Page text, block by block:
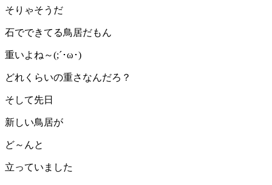
そりゃそうだ
石でできてる鳥居だもん
重いよね～(;´･ω･)
どれくらいの重さなんだろ？
そして先日
新しい鳥居が
ど～んと
立っていました